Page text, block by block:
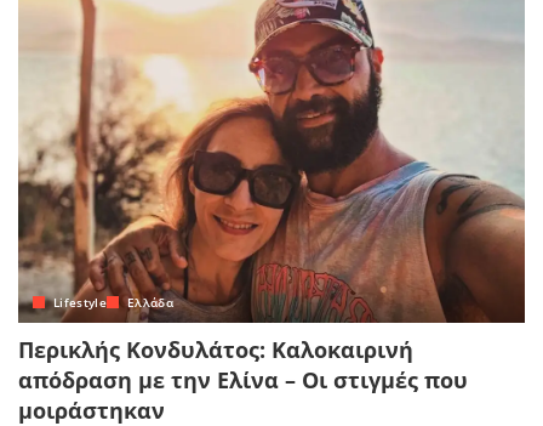
Lifestyle Ελλάδα
Περικλής Κονδυλάτος: Καλοκαιρινή
απόδραση με την Ελίνα – Οι στιγμές που
μοιράστηκαν